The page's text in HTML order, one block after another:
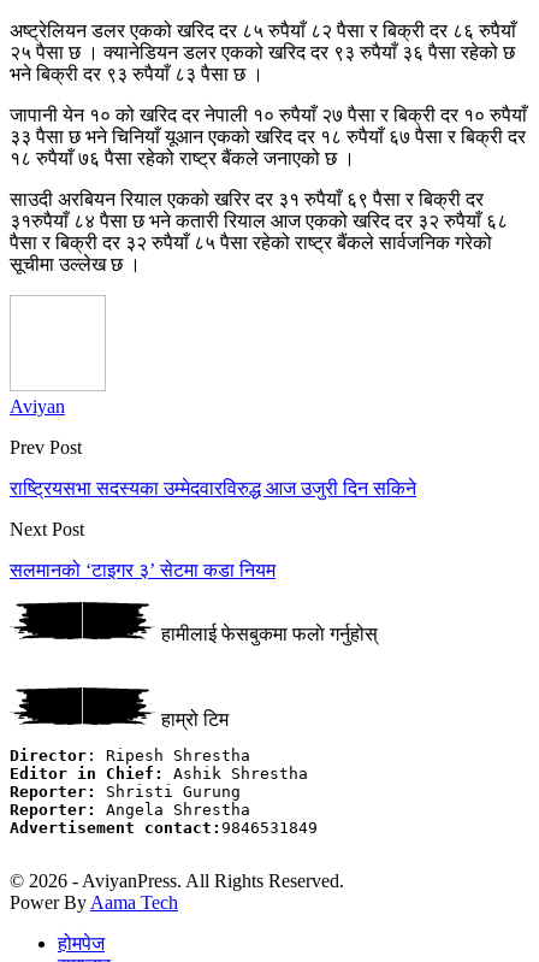
अष्ट्रेलियन डलर एकको खरिद दर ८५ रुपैयाँ ८२ पैसा र बिक्री दर ८६ रुपैयाँ
२५ पैसा छ । क्यानेडियन डलर एकको खरिद दर ९३ रुपैयाँ ३६ पैसा रहेको छ
भने बिक्री दर ९३ रुपैयाँ ८३ पैसा छ ।
जापानी येन १० को खरिद दर नेपाली १० रुपैयाँ २७ पैसा र बिक्री दर १० रुपैयाँ
३३ पैसा छ भने चिनियाँ यूआन एकको खरिद दर १८ रुपैयाँ ६७ पैसा र बिक्री दर
१८ रुपैयाँ ७६ पैसा रहेको राष्ट्र बैंकले जनाएको छ ।
साउदी अरबियन रियाल एकको खरिर दर ३१ रुपैयाँ ६९ पैसा र बिक्री दर
३१रुपैयाँ ८४ पैसा छ भने कतारी रियाल आज एकको खरिद दर ३२ रुपैयाँ ६८
पैसा र बिक्री दर ३२ रुपैयाँ ८५ पैसा रहेको राष्ट्र बैंकले सार्वजनिक गरेको
सूचीमा उल्लेख छ ।
Aviyan
Prev Post
राष्ट्रियसभा सदस्यका उम्मेदवारविरुद्ध आज उजुरी दिन सकिने
Next Post
सलमानको ‘टाइगर ३’ सेटमा कडा नियम
हामीलाई फेसबुकमा फलाे गर्नुहोस्
हाम्रो टिम
Director
Editor in Chief:
Reporter:
Reporter:
Advertisement contact: 9846531849
© 2026 - AviyanPress. All Rights Reserved.
Power By Aama Tech
होमपेज